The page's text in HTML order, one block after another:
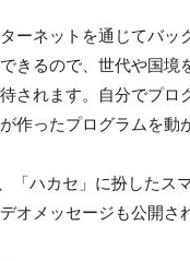
ーネットを通じてバ
きるので、世代や国
されます。自分でプ
作ったプログラムを動
「ハカセ」に扮したス
オメッセージも公開さ